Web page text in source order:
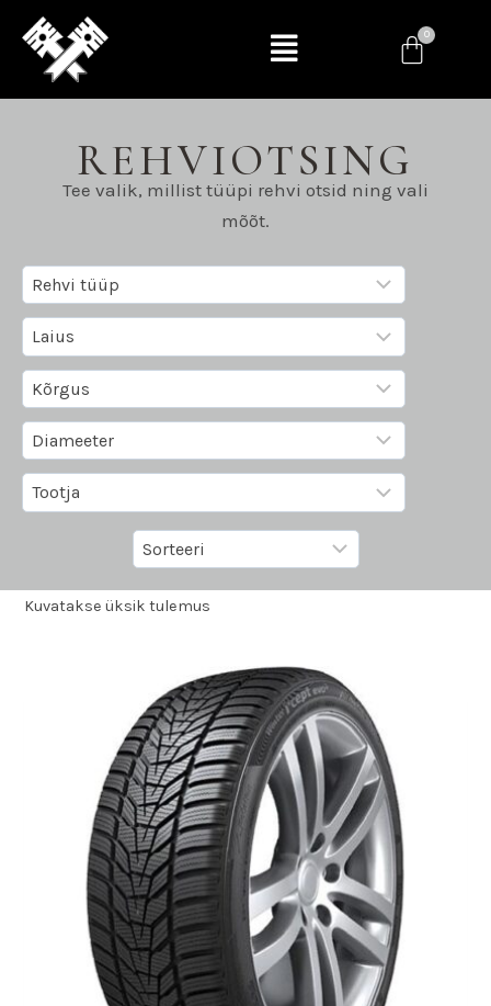
REHVIOTSING
Tee valik, millist tüüpi rehvi otsid ning vali
mõõt.
Kuvatakse üksik tulemus